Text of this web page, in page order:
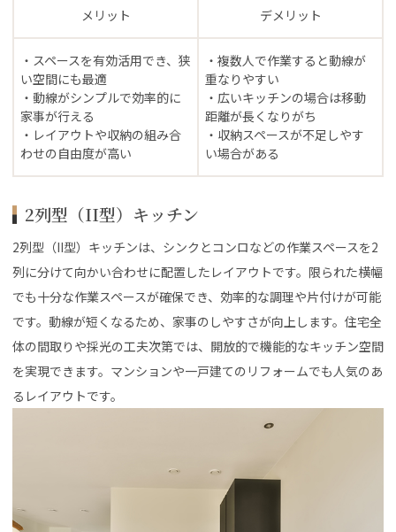
メリット デメリット
・スペースを有効活用でき、狭
い空間にも最適
・動線がシンプルで効率的に
家事が行える
・レイアウトや収納の組み合
わせの自由度が高い
・複数人で作業すると動線が
重なりやすい
・広いキッチンの場合は移動
距離が長くなりがち
・収納スペースが不足しやす
い場合がある
2列型（II型）キッチン
2列型（II型）キッチンは、シンクとコンロなどの作業スペースを2
列に分けて向かい合わせに配置したレイアウトです。限られた横幅
でも十分な作業スペースが確保でき、効率的な調理や片付けが可能
です。動線が短くなるため、家事のしやすさが向上します。住宅全
体の間取りや採光の工夫次第では、開放的で機能的なキッチン空間
を実現できます。マンションや一戸建てのリフォームでも人気のあ
るレイアウトです。